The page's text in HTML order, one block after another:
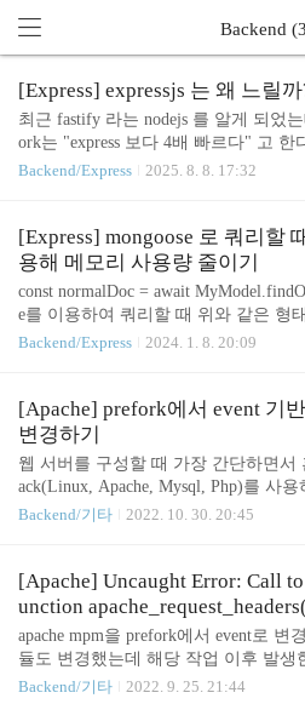
Backend
[Express] expressjs 는 왜 느릴까
최근 fastify 라는 nodejs 를 알게 되었
ork는 "express 보다 4배 빠르다" 고 한
y.dev/benchmarks/ 위 사이트에 들어가
벤치마크'use strict'const fastify =
t schema = { schema: { response: { 200:
properties: { hello: { type: 'string' } ..
Backend/Express 2025. 8. 8. 17:32
[Express] mongoose 로 쿼리할
용해 메모리 사용량 줄이기
const normalDoc = await
e를 이용하여 쿼리할 때 위와 같은 형
https://mongoosejs.com/docs/index.html
memory 사용량이 증가하여 조치를 취
쿼리 시 어떤 데이터를 반환하는가?
= await MyModel.findOne(); 이 코드를
ormalDoc에는 어떤 데이터가 할당될까
console.log를 이용해 normalDoc을 찍
9bc8cc415b117a..
Backend/Express 2024. 1. 8. 20:09
[Apache] prefork에서 event 기
변경하기
웹 서버를 구성할 때 가장 간단하면서
ack(Linux, Apache, Mysql, Php)를 사
정을 하지 않았다면 이 포스트가 도움
때문에 사용자가 늘어날 수록 메모리
한다. (30~40%정도의 메모리를 사용하
의 갯수도 매우 많다) 나 역시 이 문제
해 event기반 mpm으로 변경했다.
가 있을까? 종류별로 어떤 장단점이 있
변경할 수 있을까? 한번 알아보자
Backend/기타 2022. 10. 30. 20:45
[Apache] Uncaught Error: Call
unction
apache mpm을 prefork에서 event로 변
듈도 변경했는데 해당 작업 이후 발생
ncaught Error: Call to undefined function
Backend/기타 2022. 9. 25. 21:44